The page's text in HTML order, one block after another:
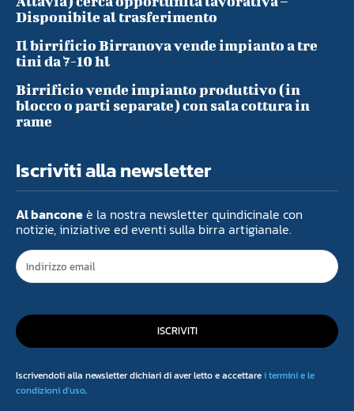
Disponibile al trasferimento
Il birrificio Birranova vende impianto a tre
tini da 7-10 hl
Birrificio vende impianto produttivo (in
blocco o parti separate) con sala cottura in
rame
Iscriviti alla newsletter
Al banconeè la nostra newsletter quindicinale con
notizie, iniziative ed eventi sulla birra artigianale.
ISCRIVITI
Iscrivendoti alla newsletter dichiari di aver letto e accettarei termini e le
condizioni d'uso.